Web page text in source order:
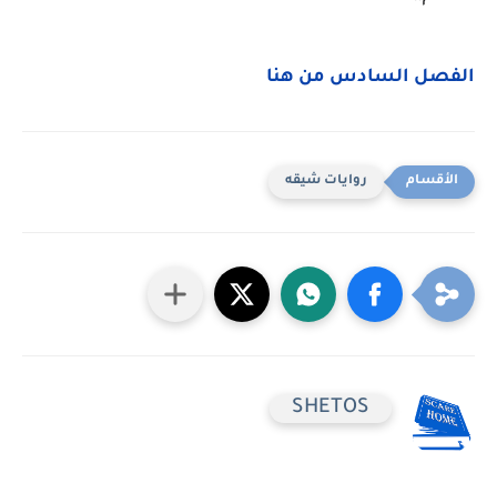
الفصل السادس من هنا
روايات شيقه
SHETOS